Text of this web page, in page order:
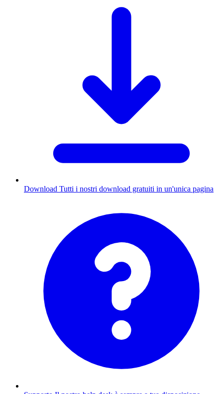
Download Tutti i nostri download gratuiti in un'unica pagina